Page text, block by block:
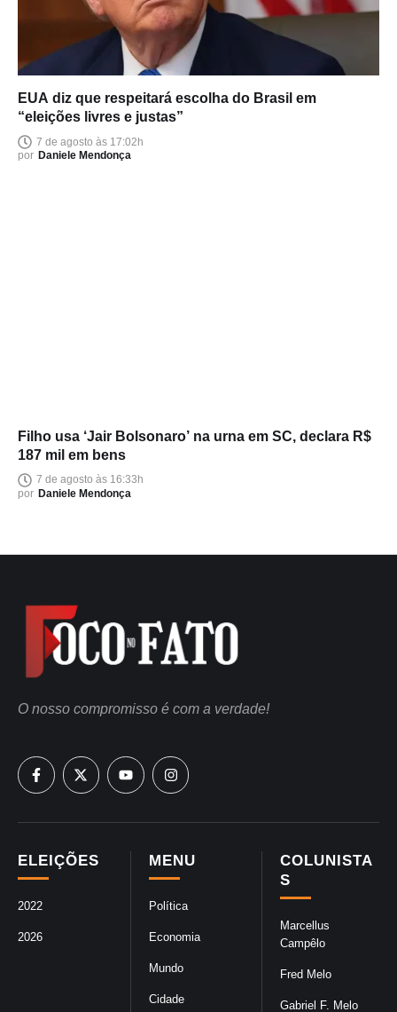
EUA diz que respeitará escolha do Brasil em
“eleições livres e justas”
7 de agosto às 17:02h
por Daniele Mendonça
Filho usa ‘Jair Bolsonaro’ na urna em SC, declara R$
187 mil em bens
7 de agosto às 16:33h
por Daniele Mendonça
COLUNISTA
S
Marcellus
Campêlo
Fred Melo
Gabriel F. Melo
MENU
Política
Economia
Mundo
Cidade
ELEIÇÕES
2022
2026
O nosso compromisso é com a verdade!